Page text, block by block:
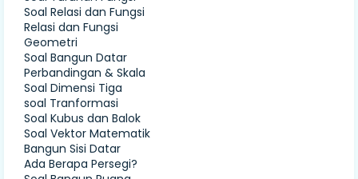
Soal Relasi dan Fungsi
Relasi dan Fungsi
Geometri
Soal Bangun Datar
Perbandingan & Skala
Soal Dimensi Tiga
soal Tranformasi
Soal Kubus dan Balok
Soal Vektor Matematik
Bangun Sisi Datar
Ada Berapa Persegi?